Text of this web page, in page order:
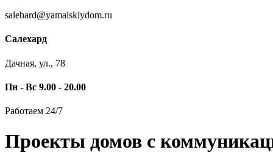
salehard@yamalskiydom.ru
Салехард
Дачная, ул., 78
Пн - Вс 9.00 - 20.00
Работаем 24/7
Проекты домов с